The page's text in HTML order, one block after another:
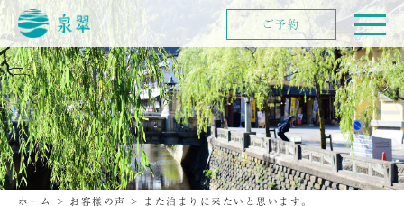
ホーム > お客様の声 > また泊まりに来たいと思います。
ご予約